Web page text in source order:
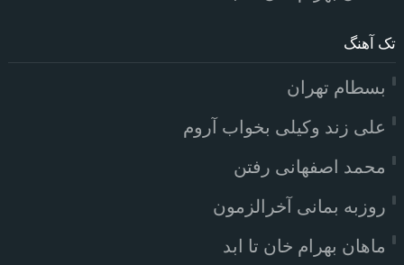
تک آهنگ
بسطام تهران
علی زند وکیلی بخواب آروم
محمد اصفهانی رفتن
روزبه بمانی آخرالزمون
ماهان بهرام خان تا ابد